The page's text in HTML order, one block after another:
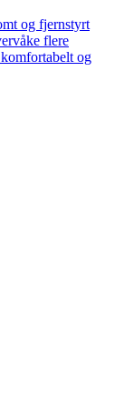
og fjernstyrt
flere
og